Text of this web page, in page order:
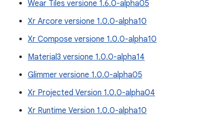
Wear Tiles versione 1.6.0-alpha05
Xr Arcore versione 1.0.0-alpha10
Xr Compose versione 1.0.0-alpha10
Material3 versione 1.0.0-alpha14
Glimmer versione 1.0.0-alpha05
Xr Projected Version 1.0.0-alpha04
Xr Runtime Version 1.0.0-alpha10